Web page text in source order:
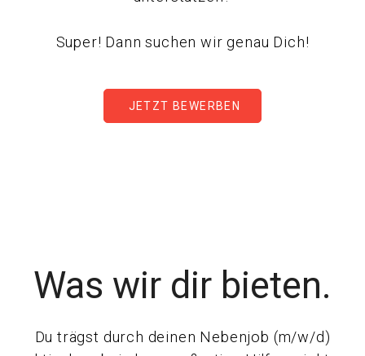
Super! Dann suchen wir genau Dich!
JETZT BEWERBEN
Was wir dir bieten.
Du trägst durch deinen Nebenjob (m/w/d)